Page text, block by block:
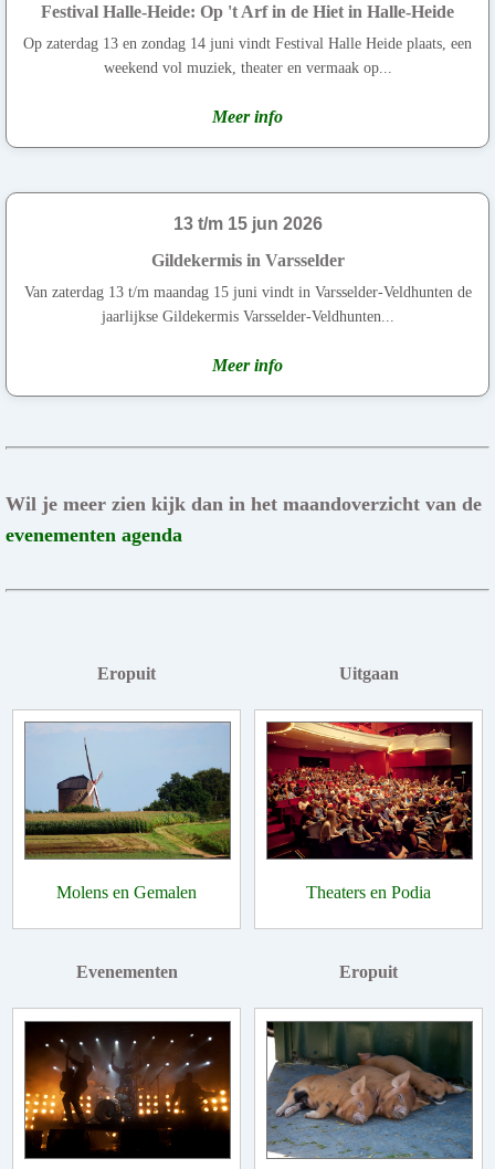
Festival Halle-Heide: Op 't Arf in de Hiet in Halle-Heide
Op zaterdag 13 en zondag 14 juni vindt Festival Halle Heide plaats, een
weekend vol muziek, theater en vermaak op...
Meer info
13 t/m 15 jun 2026
Gildekermis in Varsselder
Van zaterdag 13 t/m maandag 15 juni vindt in Varsselder-Veldhunten de
jaarlijkse Gildekermis Varsselder-Veldhunten...
Meer info
Wil je meer zien kijk dan in het maandoverzicht van de
evenementen agenda
Eropuit
Molens en Gemalen
Uitgaan
Theaters en Podia
Evenementen Eropuit